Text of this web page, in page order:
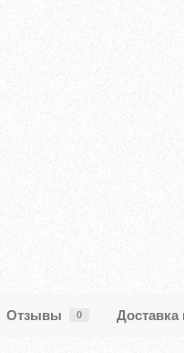
Отзывы 0 Доставка